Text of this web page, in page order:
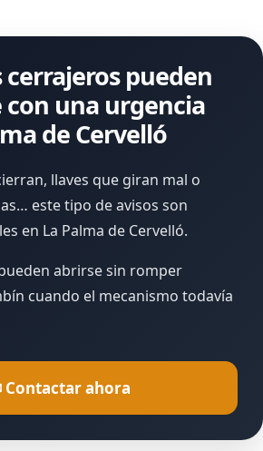
pueden
una urgencia
de Cervelló
llaves que giran mal o
este tipo de avisos son
en La Palma de Cervelló.
abrirse sin romper
cuando el mecanismo todavía
Contactar ahora